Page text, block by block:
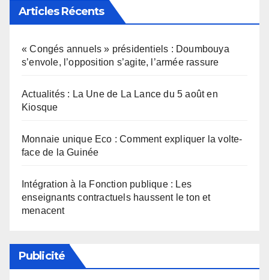
Articles Récents
« Congés annuels » présidentiels : Doumbouya
s’envole, l’opposition s’agite, l’armée rassure
Actualités : La Une de La Lance du 5 août en
Kiosque
Monnaie unique Eco : Comment expliquer la volte-
face de la Guinée
Intégration à la Fonction publique : Les
enseignants contractuels haussent le ton et
menacent
Publicité